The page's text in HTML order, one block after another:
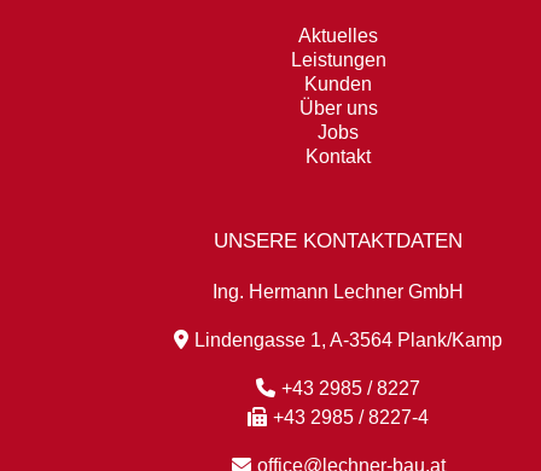
Aktuelles
Leistungen
Kunden
Über uns
Jobs
Kontakt
UNSERE KONTAKTDATEN
Ing. Hermann Lechner GmbH
Lindengasse 1, A-3564 Plank/Kamp
+43 2985 / 8227
+43 2985 / 8227-4
office@lechner-bau.at